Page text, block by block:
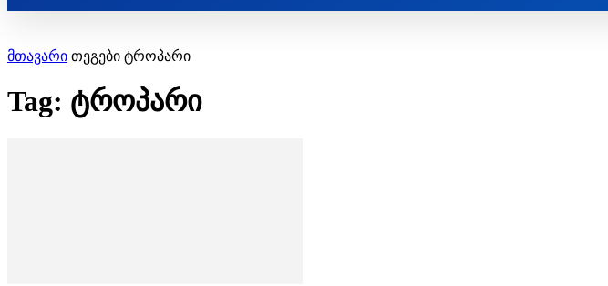
მთავარი თეგები ტროპარი
Tag: ტროპარი